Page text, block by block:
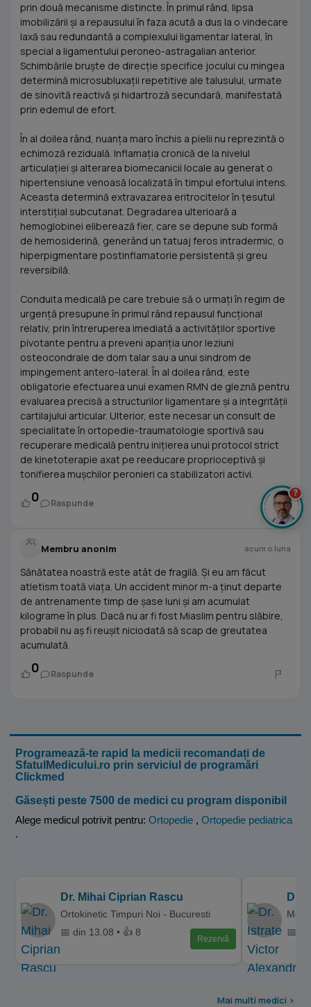
prin două mecanisme distincte. În primul rând, lipsa
imobilizării și a repausului în faza acută a dus la o vindecare
laxă sau redundantă a complexului ligamentar lateral, în
special a ligamentului peroneo-astragalian anterior.
Schimbările bruște de direcție specifice jocului cu mingea
determină microsubluxații repetitive ale talusului, urmate
de sinovită reactivă și hidartroză secundară, manifestată
prin edemul de efort.
În al doilea rând, nuanța maro închis a pielii nu reprezintă o
echimoză reziduală. Inflamația cronică de la nivelul
articulației și alterarea biomecanicii locale au generat o
hipertensiune venoasă localizată în timpul efortului intens.
Aceasta determină extravazarea eritrocitelor în țesutul
interstițial subcutanat. Degradarea ulterioară a
hemoglobinei eliberează fier, care se depune sub formă
de hemosiderină, generând un tatuaj feros intradermic, o
hiperpigmentare postinflamatorie persistentă și greu
reversibilă.
Conduita medicală pe care trebuie să o urmați în regim de
urgență presupune în primul rând repausul funcțional
relativ, prin întreruperea imediată a activităților sportive
pivotante pentru a preveni apariția unor leziuni
osteocondrale de dom talar sau a unui sindrom de
impingement antero-lateral. În al doilea rând, este
obligatorie efectuarea unui examen RMN de gleznă pentru
evaluarea precisă a structurilor ligamentare și a integrității
cartilajului articular. Ulterior, este necesar un consult de
specialitate în ortopedie-traumatologie sportivă sau
recuperare medicală pentru inițierea unui protocol strict
de kinetoterapie axat pe reeducare proprioceptivă și
tonifierea mușchilor peronieri ca stabilizatori activi.
0 Raspunde
Membru anonim acum o luna
Sănătatea noastră este atât de fragilă. Și eu am făcut
atletism toată viața. Un accident minor m-a ținut departe
de antrenamente timp de șase luni și am acumulat
kilograme în plus. Dacă nu ar fi fost Miaslim pentru slăbire,
probabil nu aș fi reușit niciodată să scap de greutatea
acumulată.
0 Raspunde
Programează-te rapid la medicii recomandați de
SfatulMedicului.ro prin serviciul de programări
Clickmed
Găsești peste 7500 de medici cu program disponibil
Alege medicul potrivit pentru: Ortopedie , Ortopedie pediatrica
.
Dr. Mihai Ciprian Rascu
Ortokinetic Timpuri Noi - Bucuresti
📅 din 13.08 • 👍 8
Rezervă
Dr.
📅
Mai multi medici >
?